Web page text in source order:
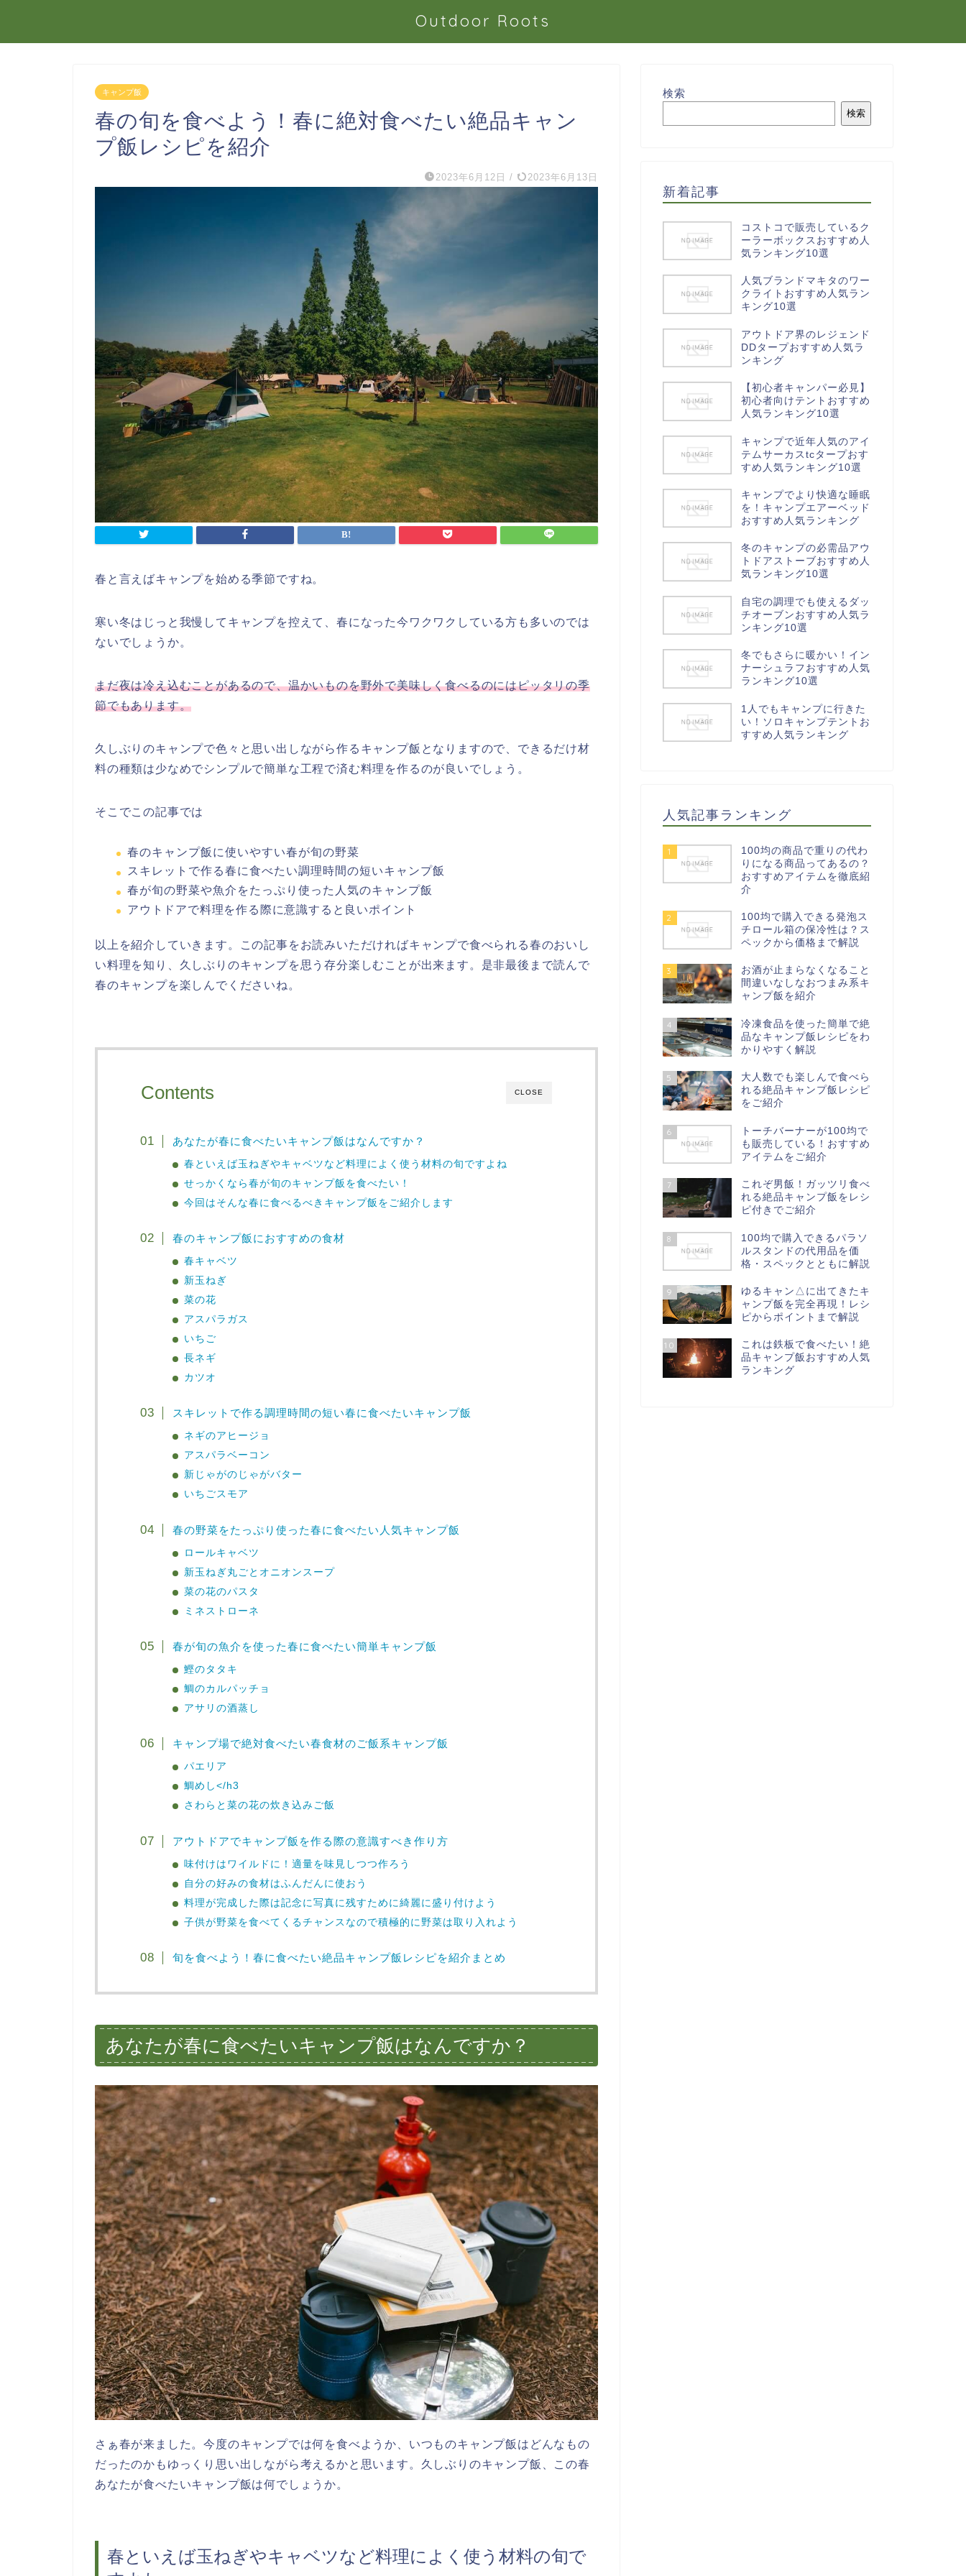
Outdoor Roots
キャンプ飯
春の旬を食べよう！春に絶対食べたい絶品キャン
プ飯レシピを紹介
2023年6月12日 / 2023年6月13日
春と言えばキャンプを始める季節ですね。
寒い冬はじっと我慢してキャンプを控えて、春になった今ワクワクしている方も多いのでは
ないでしょうか。
まだ夜は冷え込むことがあるので、温かいものを野外で美味しく食べるのにはピッタリの季
節でもあります。
久しぶりのキャンプで色々と思い出しながら作るキャンプ飯となりますので、できるだけ材
料の種類は少なめでシンプルで簡単な工程で済む料理を作るのが良いでしょう。
そこでこの記事では
春のキャンプ飯に使いやすい春が旬の野菜
スキレットで作る春に食べたい調理時間の短いキャンプ飯
春が旬の野菜や魚介をたっぷり使った人気のキャンプ飯
アウトドアで料理を作る際に意識すると良いポイント
以上を紹介していきます。この記事をお読みいただければキャンプで食べられる春のおいし
い料理を知り、久しぶりのキャンプを思う存分楽しむことが出来ます。是非最後まで読んで
春のキャンプを楽しんでくださいね。
CLOSE
Contents
あなたが春に食べたいキャンプ飯はなんですか？
春といえば玉ねぎやキャベツなど料理によく使う材料の旬ですよね
せっかくなら春が旬のキャンプ飯を食べたい！
今回はそんな春に食べるべきキャンプ飯をご紹介します
春のキャンプ飯におすすめの食材
春キャベツ
新玉ねぎ
菜の花
アスパラガス
いちご
長ネギ
カツオ
スキレットで作る調理時間の短い春に食べたいキャンプ飯
ネギのアヒージョ
アスパラベーコン
新じゃがのじゃがバター
いちごスモア
春の野菜をたっぷり使った春に食べたい人気キャンプ飯
ロールキャベツ
新玉ねぎ丸ごとオニオンスープ
菜の花のパスタ
ミネストローネ
春が旬の魚介を使った春に食べたい簡単キャンプ飯
鰹のタタキ
鯛のカルパッチョ
アサリの酒蒸し
キャンプ場で絶対食べたい春食材のご飯系キャンプ飯
パエリア
鯛めし</h3
さわらと菜の花の炊き込みご飯
アウトドアでキャンプ飯を作る際の意識すべき作り方
味付けはワイルドに！適量を味見しつつ作ろう
自分の好みの食材はふんだんに使おう
料理が完成した際は記念に写真に残すために綺麗に盛り付けよう
子供が野菜を食べてくるチャンスなので積極的に野菜は取り入れよう
旬を食べよう！春に食べたい絶品キャンプ飯レシピを紹介まとめ
あなたが春に食べたいキャンプ飯はなんですか？
さぁ春が来ました。今度のキャンプでは何を食べようか、いつものキャンプ飯はどんなもの
だったのかもゆっくり思い出しながら考えるかと思います。久しぶりのキャンプ飯、この春
あなたが食べたいキャンプ飯は何でしょうか。
春といえば玉ねぎやキャベツなど料理によく使う材料の旬で
検索
検索
新着記事
コストコで販売しているク
ーラーボックスおすすめ人
気ランキング10選
人気ブランドマキタのワー
クライトおすすめ人気ラン
キング10選
アウトドア界のレジェンド
DDタープおすすめ人気ラ
ンキング
【初心者キャンパー必見】
初心者向けテントおすすめ
人気ランキング10選
キャンプで近年人気のアイ
テムサーカスtcタープおす
すめ人気ランキング10選
キャンプでより快適な睡眠
を！キャンプエアーベッド
おすすめ人気ランキング
冬のキャンプの必需品アウ
トドアストーブおすすめ人
気ランキング10選
自宅の調理でも使えるダッ
チオーブンおすすめ人気ラ
ンキング10選
冬でもさらに暖かい！イン
ナーシュラフおすすめ人気
ランキング10選
1人でもキャンプに行きた
い！ソロキャンプテントお
すすめ人気ランキング
人気記事ランキング
1
100均の商品で重りの代わ
りになる商品ってあるの？
おすすめアイテムを徹底紹
介
2
100均で購入できる発泡ス
チロール箱の保冷性は？ス
ペックから価格まで解説
3
お酒が止まらなくなること
間違いなしなおつまみ系キ
ャンプ飯を紹介
4
冷凍食品を使った簡単で絶
品なキャンプ飯レシピをわ
かりやすく解説
5
大人数でも楽しんで食べら
れる絶品キャンプ飯レシピ
をご紹介
6
トーチバーナーが100均で
も販売している！おすすめ
アイテムをご紹介
7
これぞ男飯！ガッツリ食べ
れる絶品キャンプ飯をレシ
ピ付きでご紹介
8
100均で購入できるパラソ
ルスタンドの代用品を価
格・スペックとともに解説
9
ゆるキャン△に出てきたキ
ャンプ飯を完全再現！レシ
ピからポイントまで解説
10
これは鉄板で食べたい！絶
品キャンプ飯おすすめ人気
ランキング